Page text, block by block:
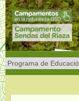
Saltar
al
contenido